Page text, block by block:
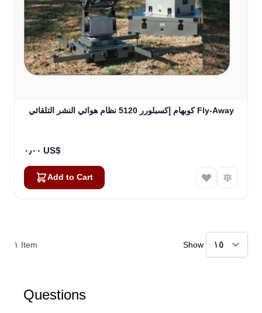
كوبهام إكسبلورر 5120 نظام هوائي النشر التلقائي Fly-Away
٠٫٠٠ US$
Add to Cart
١ Item Show
Questions